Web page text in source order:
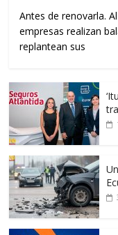
Antes de renovarla.
empresas realizan
replantean sus